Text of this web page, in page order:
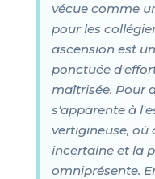
vécue comme
pour les
ascension est
ponctuée
maîtrisée. Pour
s'apparente à
vertigineuse, où
incertaine et la
omniprésente.